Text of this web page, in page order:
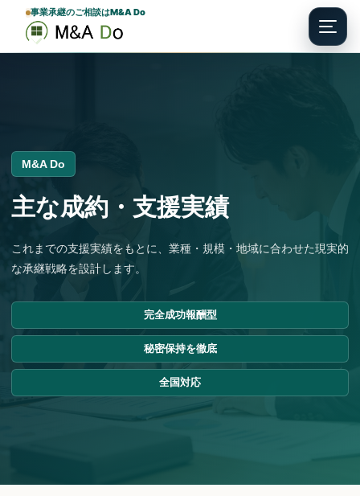
Menu
事業承継のご相談はM&A Do
M&A Do
主な成約・支援実績
これまでの支援実績をもとに、業種・規模・地域に合わせた現実的
な承継戦略を設計します。
完全成功報酬型
秘密保持を徹底
全国対応